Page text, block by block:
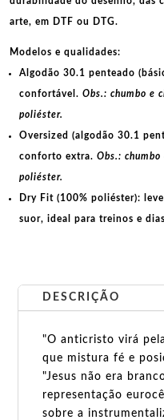
arte, em DTF ou DTG.
Modelos e qualidades:
Algodão 30.1 penteado
confortável. Obs.: chumbo e
poliéster.
Oversized (algodão 30.1
conforto extra. Obs.:
poliéster.
Dry Fit (100% poliéster):
suor, ideal para treinos e
DESCRIÇÃO
"O anticristo virá
que mistura fé e
"Jesus não era
representação
sobre a